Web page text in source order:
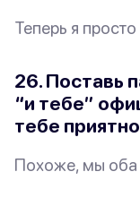
Теперь я
26. Поставь
“и тебе”
тебе
Похоже, мы оба